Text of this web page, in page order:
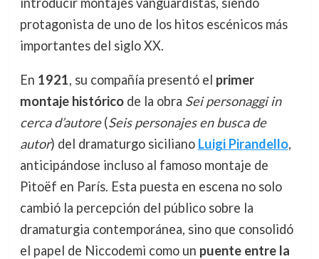
protagonista de uno de los hitos escénicos más
importantes del siglo XX.
En 1921, su compañía presentó el primer
montaje históricode la obra Sei personaggi in
cerca d’autore(Seis personajes en busca de
autor) del dramaturgo siciliano Luigi Pirandello,
anticipándose incluso al famoso montaje de
Pitoëf en París. Esta puesta en escena no solo
cambió la percepción del público sobre la
dramaturgia contemporánea, sino que consolidó
el papel de Niccodemi como un puente entre la